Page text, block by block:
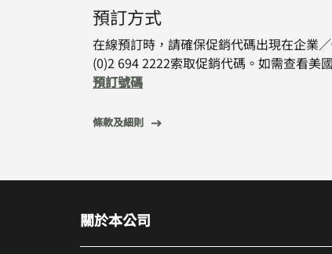
預訂方式
在線預訂時，請確保促銷代碼出現在企業
(0)2 694 2222索取促銷代碼。如需查看美
預訂號碼
條款及細則
關於本公司